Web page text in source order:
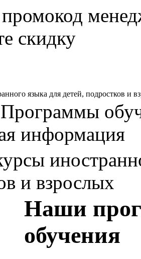
скидку
языка для детей, подростков и
Программы
информация
и взрослых
Наши
обучения